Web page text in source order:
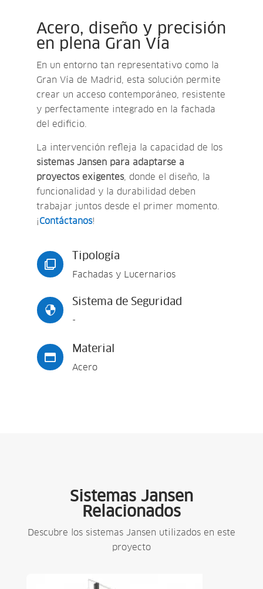
Acero, diseño y precisión
en plena Gran Vía
En un entorno tan representativo como la
Gran Vía de Madrid, esta solución permite
crear un acceso contemporáneo, resistente
y perfectamente integrado en la fachada
del edificio.
La intervención refleja la capacidad de los
sistemas Jansen para adaptarse a
proyectos exigentes, donde el diseño, la
funcionalidad y la durabilidad deben
trabajar juntos desde el primer momento.
¡ Contáctanos!

Tipología
Fachadas y Lucernarios

Sistema de Seguridad
-

Material
Acero
Sistemas Jansen
Relacionados
Descubre los sistemas Jansen utilizados en este
proyecto